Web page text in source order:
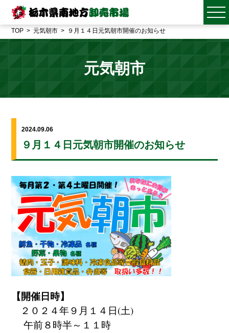
TOP 元気朝市 ９月１４日元気朝市開催のお知らせ
元気朝市
2024.09.06
９月１４日元気朝市開催のお知らせ
【開催日時】
２０２４年９月１４ 日(土)
午前８時半～１１時